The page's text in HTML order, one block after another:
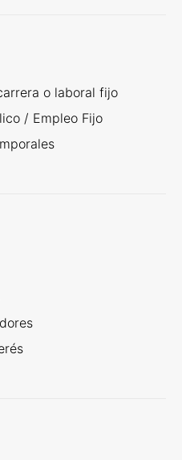
o laboral fijo
/ Empleo Fijo